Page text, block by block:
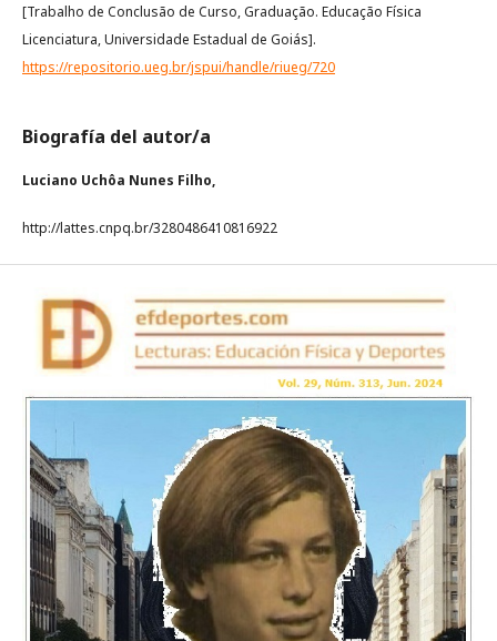
[Trabalho de Conclusão de Curso, Graduação. Educação Física
Licenciatura, Universidade Estadual de Goiás].
https://repositorio.ueg.br/jspui/handle/riueg/720
Biografía del autor/a
Luciano Uchôa Nunes Filho,
http://lattes.cnpq.br/3280486410816922